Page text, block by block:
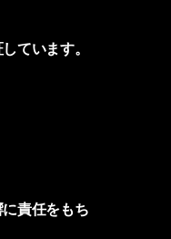
ています。
責任をもち